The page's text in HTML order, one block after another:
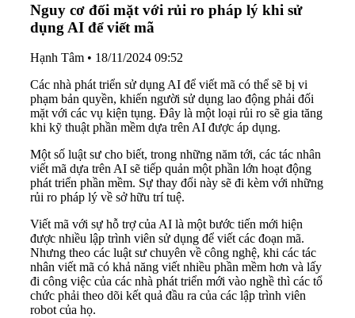
Nguy cơ đối mặt với rủi ro pháp lý khi sử
dụng AI để viết mã
Hạnh Tâm • 18/11/2024 09:52
Các nhà phát triển sử dụng AI để viết mã có thể sẽ bị vi
phạm bản quyền, khiến người sử dụng lao động phải đối
mặt với các vụ kiện tụng. Đây là một loại rủi ro sẽ gia tăng
khi kỹ thuật phần mềm dựa trên AI được áp dụng.
Một số luật sư cho biết, trong những năm tới, các tác nhân
viết mã dựa trên AI sẽ tiếp quản một phần lớn hoạt động
phát triển phần mềm. Sự thay đổi này sẽ đi kèm với những
rủi ro pháp lý về sở hữu trí tuệ.
Viết mã với sự hỗ trợ của AI là một bước tiến mới hiện
được nhiều lập trình viên sử dụng để viết các đoạn mã.
Nhưng theo các luật sư chuyên về công nghệ, khi các tác
nhân viết mã có khả năng viết nhiều phần mềm hơn và lấy
đi công việc của các nhà phát triển mới vào nghề thì các tổ
chức phải theo dõi kết quả đầu ra của các lập trình viên
robot của họ.